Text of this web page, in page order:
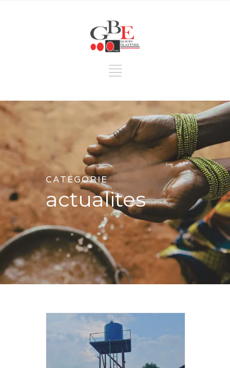
CATÉGORIE
actualites